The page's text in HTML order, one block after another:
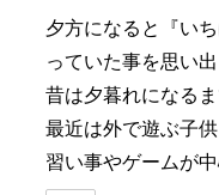
夕方になると『い
っていた事を思い出
昔は夕暮れになる
最近は外で遊ぶ子
習い事やゲームが